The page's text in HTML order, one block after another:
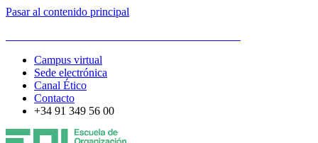
Pasar al contenido principal
Campus virtual
Sede electrónica
Canal Ético
Contacto
+34 91 349 56 00